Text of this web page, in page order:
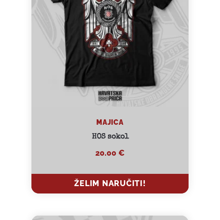
Oluje, udara u četničku šajkaču kao jasan
simbol pobjede!
MAJICA
HOS sokol
20.00 €
ŽELIM NARUČITI!
ŽELIM NARUČITI!